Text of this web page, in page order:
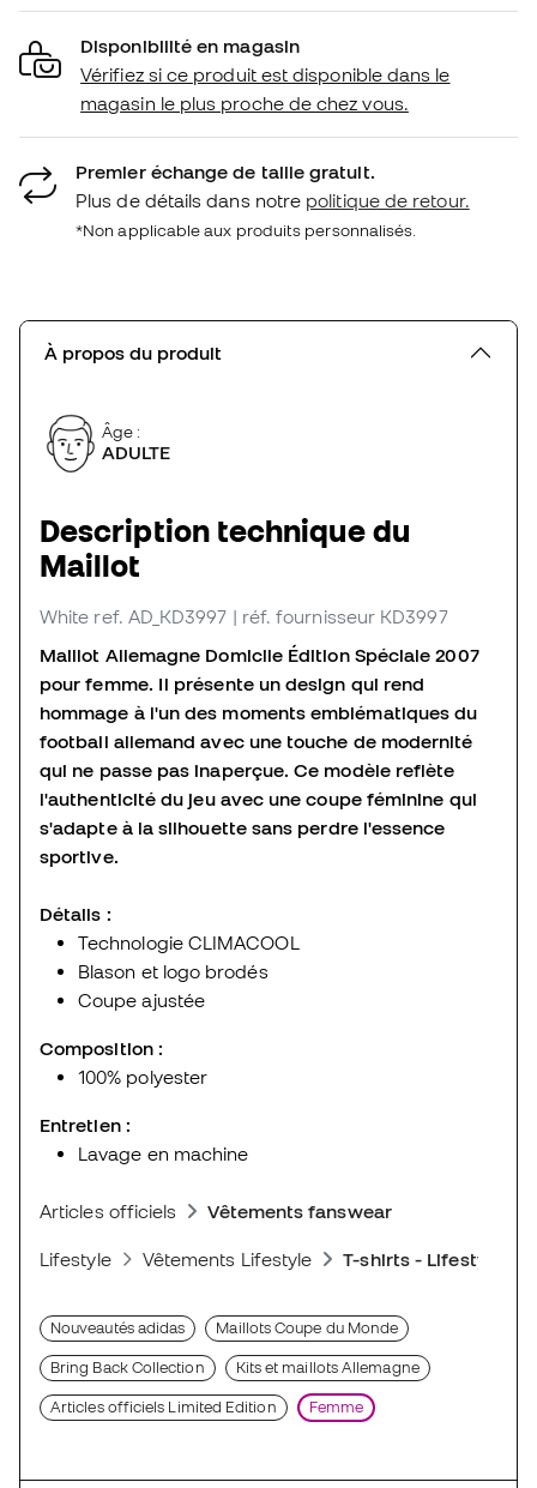
Disponibilité en magasin
Vérifiez si ce produit est disponible dans le
magasin le plus proche de chez vous.
Premier échange de taille gratuit.
Plus de détails dans notre politique de retour.
*Non applicable aux produits personnalisés.
À propos du produit
Âge :
ADULTE
Description technique du
Maillot
White ref. AD_KD3997 | réf. fournisseur KD3997
Maillot Allemagne Domicile Édition Spéciale 2007
pour femme. Il présente un design qui rend
hommage à l'un des moments emblématiques du
football allemand avec une touche de modernité
qui ne passe pas inaperçue. Ce modèle reflète
l'authenticité du jeu avec une coupe féminine qui
s'adapte à la silhouette sans perdre l'essence
sportive.
Détails :
Technologie CLIMACOOL
Blason et logo brodés
Coupe ajustée
Composition :
100% polyester
Entretien :
Lavage en machine
Articles officiels Vêtements fanswear
Lifestyle Vêtements Lifestyle T-shirts - Lifestyle
Nouveautés adidas Maillots Coupe du Monde
Bring Back Collection Kits et maillots Allemagne
Articles officiels Limited Edition Femme